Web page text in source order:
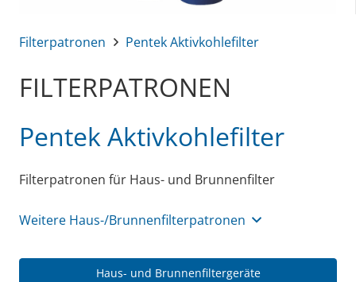
Filterpatronen Pentek Aktivkohlefilter
FILTERPATRONEN
Pentek Aktivkohlefilter
Filterpatronen für Haus- und Brunnenfilter
Weitere Haus-/Brunnenfilterpatronen
Haus- und Brunnenfiltergeräte